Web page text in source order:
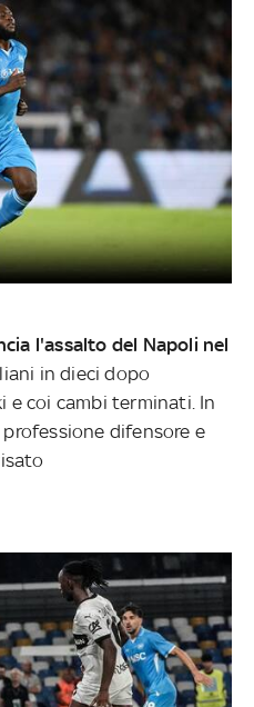
l'assalto del Napoli nel
in dieci dopo
e coi cambi terminati. In
difensore e